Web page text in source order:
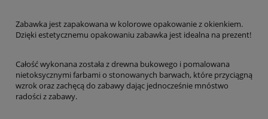
Zabawka jest zapakowana w kolorowe opakowanie z okienkiem.
Dzięki estetycznemu opakowaniu zabawka jest idealna na prezent!
Całość wykonana została z drewna bukowego i pomalowana
nietoksycznymi farbami o stonowanych barwach, które przyciągną
wzrok oraz zachęcą do zabawy dając jednocześnie mnóstwo
radości z zabawy.